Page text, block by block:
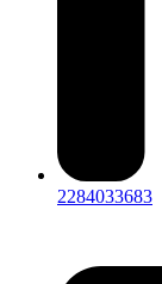
2284033683